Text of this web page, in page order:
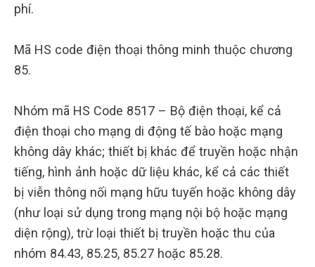
phí.
Mã HS code điện thoại thông minh thuộc chương
85.
Nhóm mã HS Code 8517 – Bộ điện thoại, kể cả
điện thoại cho mạng di động tế bào hoặc mạng
không dây khác; thiết bị khác để truyền hoặc nhận
tiếng, hình ảnh hoặc dữ liệu khác, kể cả các thiết
bị viễn thông nối mạng hữu tuyến hoặc không dây
(như loại sử dụng trong mạng nội bộ hoặc mạng
diện rộng), trừ loại thiết bị truyền hoặc thu của
nhóm 84.43, 85.25, 85.27 hoặc 85.28.